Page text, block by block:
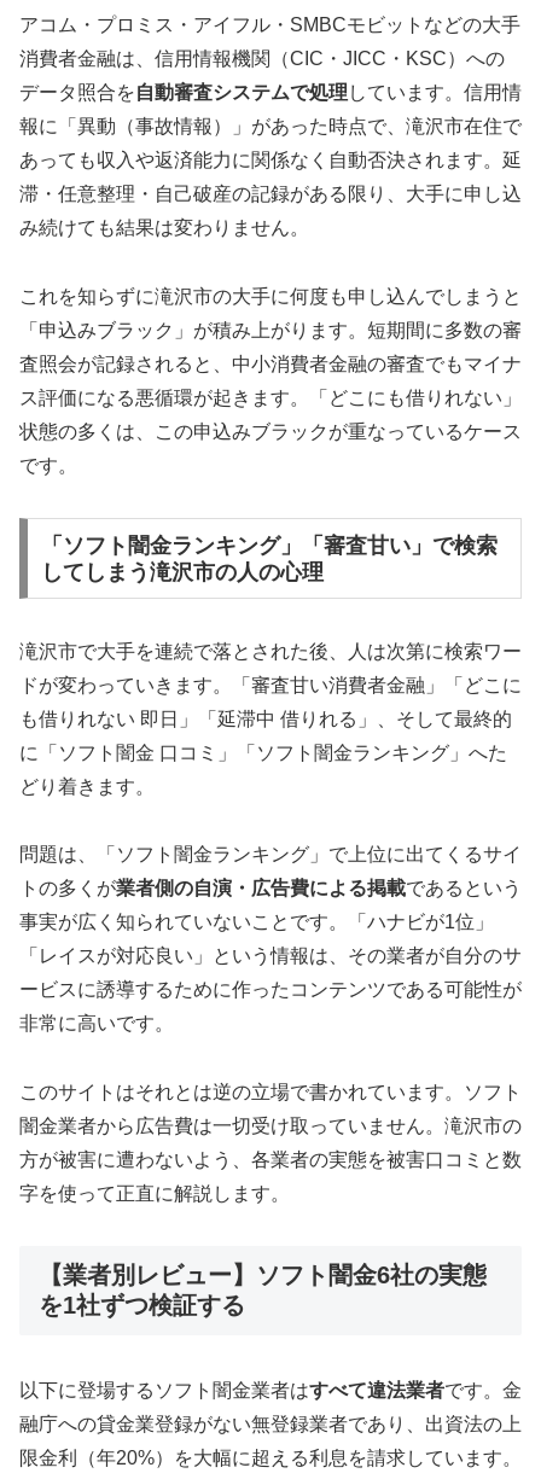
アコム・プロミス・アイフル・SMBCモビットなどの大手
消費者金融は、信用情報機関（CIC・JICC・KSC）への
データ照合を自動審査システムで処理 しています。信用情
報に「異動（事故情報）」があった時点で、滝沢市在住で
あっても収入や返済能力に関係なく自動否決されます。延
滞・任意整理・自己破産の記録がある限り、大手に申し込
み続けても結果は変わりません。
これを知らずに滝沢市の大手に何度も申し込んでしまうと
「申込みブラック」が積み上がります。短期間に多数の審
査照会が記録されると、中小消費者金融の審査でもマイナ
ス評価になる悪循環が起きます。「どこにも借りれない」
状態の多くは、この申込みブラックが重なっているケース
です。
「ソフト闇金ランキング」「審査甘い」で検索
してしまう滝沢市の人の心理
滝沢市で大手を連続で落とされた後、人は次第に検索ワー
ドが変わっていきます。「審査甘い消費者金融」「どこに
も借りれない 即日」「延滞中 借りれる」、そして最終的
に「ソフト闇金 口コミ」「ソフト闇金ランキング」へた
どり着きます。
問題は、「ソフト闇金ランキング」で上位に出てくるサイ
トの多くが業者側の自演・広告費による掲載であるという
事実が広く知られていないことです。「ハナビが1位」
「レイスが対応良い」という情報は、その業者が自分のサ
ービスに誘導するために作ったコンテンツである可能性が
非常に高いです。
このサイトはそれとは逆の立場で書かれています。ソフト
闇金業者から広告費は一切受け取っていません。滝沢市の
方が被害に遭わないよう、各業者の実態を被害口コミと数
字を使って正直に解説します。
【業者別レビュー】ソフト闇金6社の実態
を1社ずつ検証する
以下に登場するソフト闇金業者はすべて違法業者です。金
融庁への貸金業登録がない無登録業者であり、出資法の上
限金利（年20%）を大幅に超える利息を請求しています。